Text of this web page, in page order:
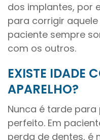
dos implantes, por
para corrigir
paciente sempre
com os outros.
EXISTE IDADE
APARELHO?
Nunca é tarde
perfeito. Em
perda de dentes, é